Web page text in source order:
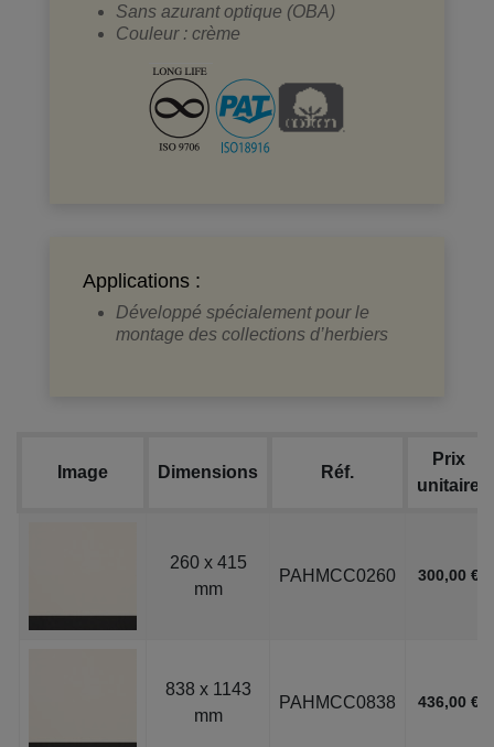
Sans azurant optique (OBA)
Couleur : crème
Applications :
Développé spécialement pour le
montage des collections d’herbiers
Image Dimensions Réf.
Prix
unitaire
260 x 415
mm
PAHMCC0260 300,00 €
838 x 1143
mm
PAHMCC0838 436,00 €